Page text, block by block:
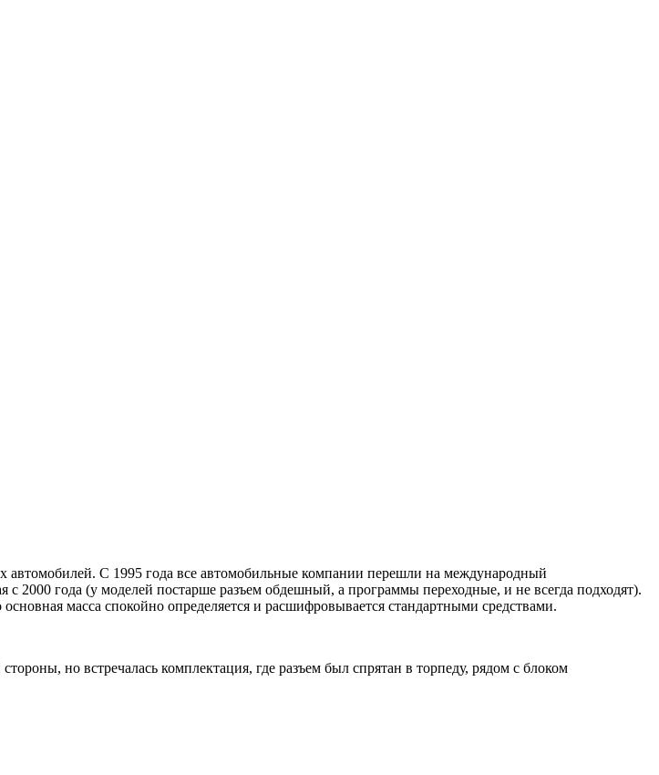
автомобилей. С 1995 года все автомобильные компании перешли на международный
2000 года (у моделей постарше разъем обдешный, а программы переходные, и не всегда подходят).
масса спокойно определяется и расшифровывается стандартными средствами.
но встречалась комплектация, где разъем был спрятан в торпеду, рядом с блоком